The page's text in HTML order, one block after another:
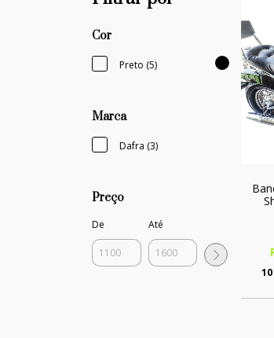
Cor
Preto (5)
Marca
Dafra (3)
Preço
De Até
10